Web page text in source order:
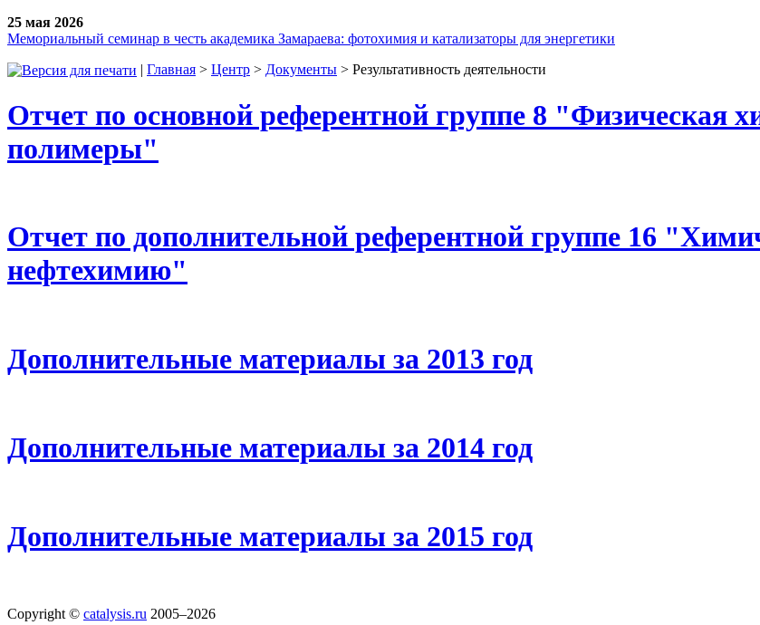
25 мая 2026
Мемориальный семинар в честь академика Замараева: фотохимия и катализаторы для энергетики
| Главная > Центр > Документы > Результативность деятельности
Отчет по основной референтной группе 8 "Физическая
полимеры"
Отчет по дополнительной референтной группе 16
нефтехимию"
Дополнительные материалы за 2013 год
Дополнительные материалы за 2014 год
Дополнительные материалы за 2015 год
Copyright © catalysis.ru 2005–2026